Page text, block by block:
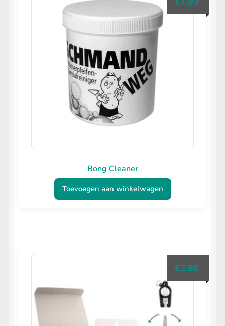
Bong Cleaner
Toevoegen aan winkelwagen
€2.95